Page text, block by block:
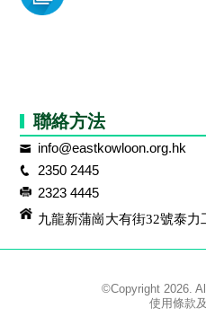
聯絡方法
info@eastkowloon.org.hk
2350 2445
2323 4445
九龍新蒲崗大有街32號泰力
©Copyright 2026.
使用條款